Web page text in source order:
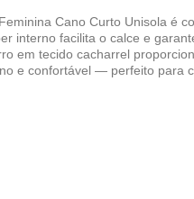
Cano Curto Unisola é
interno facilita o calce e
em tecido cacharrel
e confortável — perfeito para